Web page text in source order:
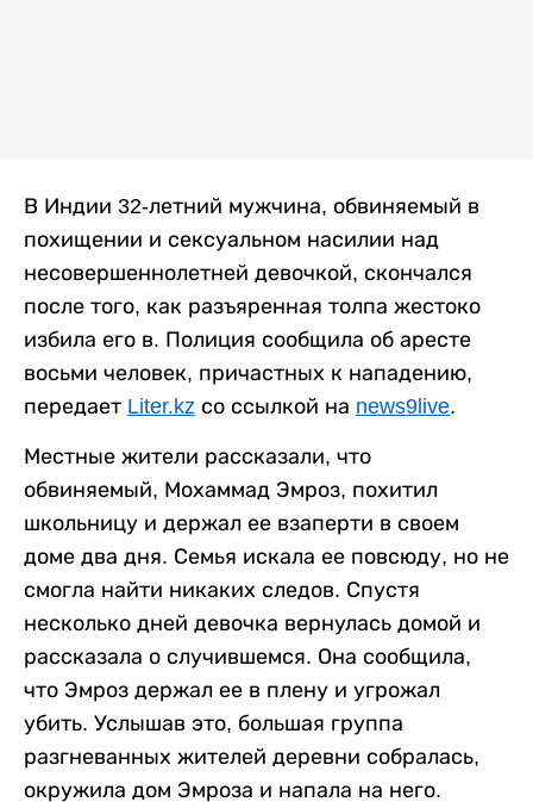
В Индии 32-летний мужчина, обвиняемый в
похищении и сексуальном насилии над
несовершеннолетней девочкой, скончался
после того, как разъяренная толпа жестоко
избила его в. Полиция сообщила об аресте
восьми человек, причастных к нападению,
передает Liter.kz со ссылкой на news9live.
Местные жители рассказали, что
обвиняемый, Мохаммад Эмроз, похитил
школьницу и держал ее взаперти в своем
доме два дня. Семья искала ее повсюду, но не
смогла найти никаких следов. Спустя
несколько дней девочка вернулась домой и
рассказала о случившемся. Она сообщила,
что Эмроз держал ее в плену и угрожал
убить. Услышав это, большая группа
разгневанных жителей деревни собралась,
окружила дом Эмроза и напала на него.